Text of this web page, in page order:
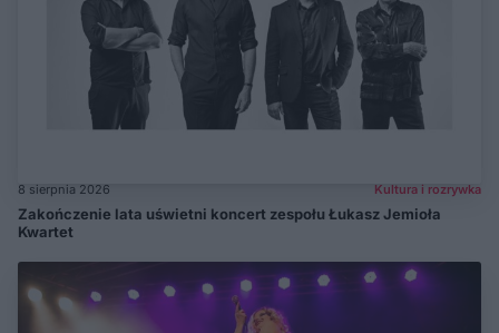
8 sierpnia 2026 Kultura i rozrywka
Zakończenie lata uświetni koncert zespołu Łukasz Jemioła
Kwartet